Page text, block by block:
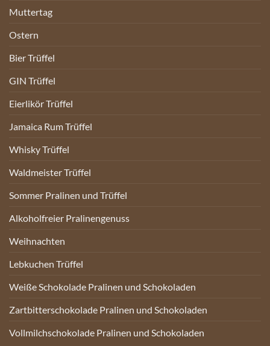
Muttertag
Ostern
Bier Trüffel
GIN Trüffel
Eierlikör Trüffel
Jamaica Rum Trüffel
Whisky Trüffel
Waldmeister Trüffel
Sommer Pralinen und Trüffel
Alkoholfreier Pralinengenuss
Weihnachten
Lebkuchen Trüffel
Weiße Schokolade Pralinen und Schokoladen
Zartbitterschokolade Pralinen und Schokoladen
Vollmilchschokolade Pralinen und Schokoladen